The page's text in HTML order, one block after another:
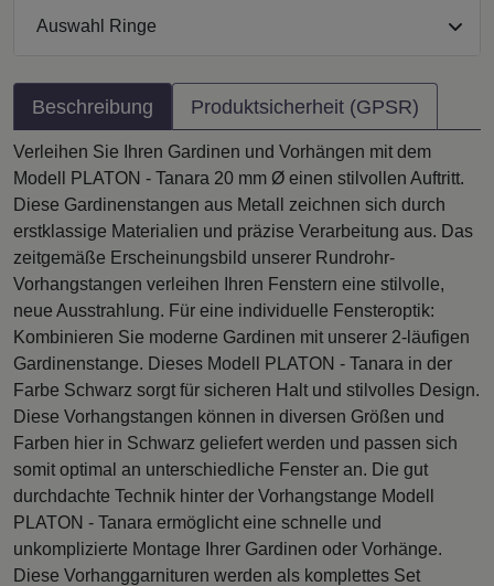
Auswahl Ringe
Beschreibung Produktsicherheit (GPSR)
Verleihen Sie Ihren Gardinen und Vorhängen mit dem
Modell PLATON - Tanara 20 mm Ø einen stilvollen Auftritt.
Diese Gardinenstangen aus Metall zeichnen sich durch
erstklassige Materialien und präzise Verarbeitung aus. Das
zeitgemäße Erscheinungsbild unserer Rundrohr-
Vorhangstangen verleihen Ihren Fenstern eine stilvolle,
neue Ausstrahlung. Für eine individuelle Fensteroptik:
Kombinieren Sie moderne Gardinen mit unserer 2-läufigen
Gardinenstange. Dieses Modell PLATON - Tanara in der
Farbe Schwarz sorgt für sicheren Halt und stilvolles Design.
Diese Vorhangstangen können in diversen Größen und
Farben hier in Schwarz geliefert werden und passen sich
somit optimal an unterschiedliche Fenster an. Die gut
durchdachte Technik hinter der Vorhangstange Modell
PLATON - Tanara ermöglicht eine schnelle und
unkomplizierte Montage Ihrer Gardinen oder Vorhänge.
Diese Vorhanggarnituren werden als komplettes Set